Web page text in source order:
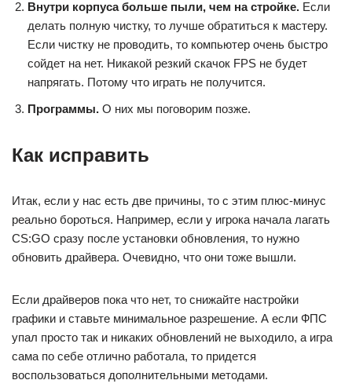
Внутри корпуса больше пыли, чем на стройке. Если
делать полную чистку, то лучше обратиться к мастеру.
Если чистку не проводить, то компьютер очень быстро
сойдет на нет. Никакой резкий скачок FPS не будет
напрягать. Потому что играть не получится.
Программы. О них мы поговорим позже.
Как исправить
Итак, если у нас есть две причины, то с этим плюс-минус
реально бороться. Например, если у игрока начала лагать
CS:GO сразу после установки обновления, то нужно
обновить драйвера. Очевидно, что они тоже вышли.
Если драйверов пока что нет, то снижайте настройки
графики и ставьте минимальное разрешение. А если ФПС
упал просто так и никаких обновлений не выходило, а игра
сама по себе отлично работала, то придется
воспользоваться дополнительными методами.